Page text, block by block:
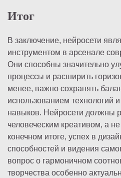
Итог
В заключение, нейросети
инструментом в арсенале
Они способны значительно
процессы и расширить
менее, важно сохранять
использованием технологий
навыков. Нейросети должны
человеческим креативом, а
конечном итоге, успех в
способностей и видения
вопрос о гармоничном
творчества особенно